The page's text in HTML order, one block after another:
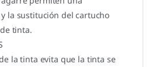
la sustitución del cartucho
tinta.
la tinta evita que la tinta se